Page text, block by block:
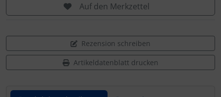
Auf den Merkzettel
Rezension schreiben
Artikeldatenblatt drucken